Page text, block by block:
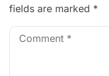
fields are marked *